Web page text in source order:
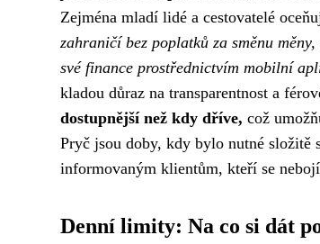
Zejména mladí lidé a cestovatelé
zahraničí bez poplatků za směnu
své finance prostřednictvím mobilní
kladou důraz na transparentnost a
dostupnější než kdy dříve, což
Pryč jsou doby, kdy bylo nutné složitě
informovaným klientům, kteří se
Denní limity: Na co si dát